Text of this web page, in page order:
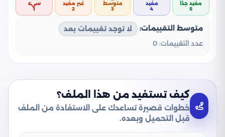
مفيد جدًا
5
مفيد
4
متوسط
3
غير مفيد
2
سيء
1
متوسط التقييمات:
لا توجد تقييمات بعد
عدد التقييمات: 0
كيف تستفيد من هذا الملف؟
خطوات قصيرة تساعدك على الاستفادة من الملف
قبل التحميل وبعده.